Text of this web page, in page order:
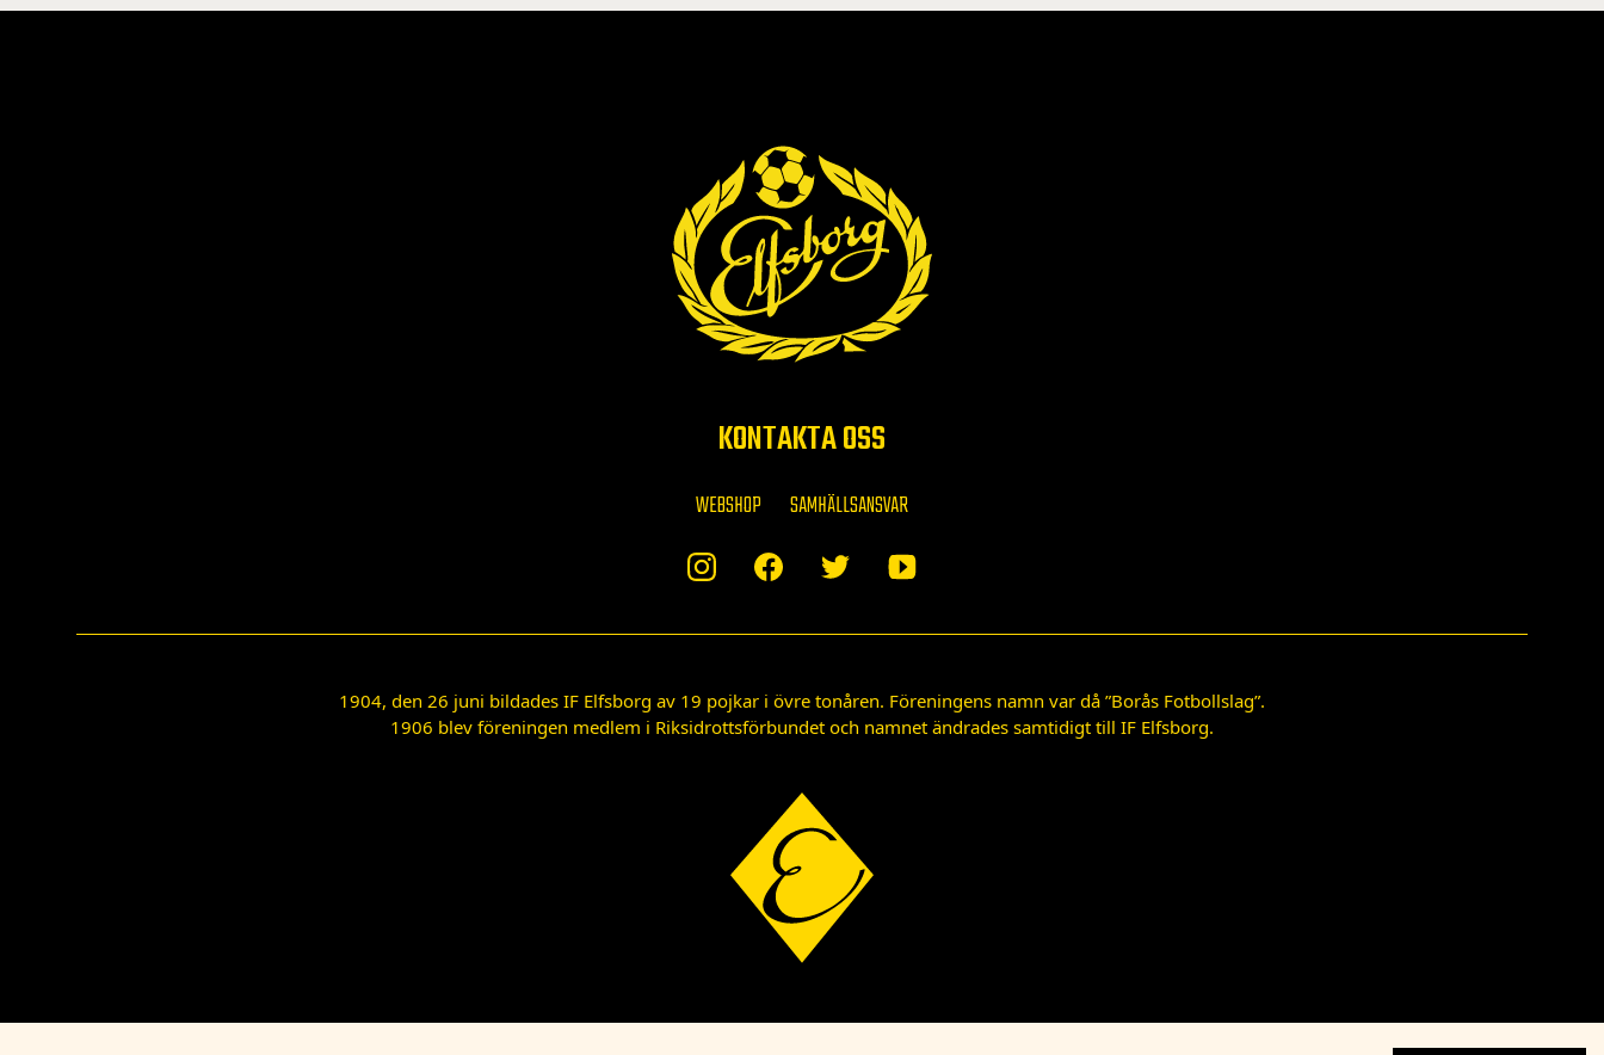
KONTAKTA OSS
WEBSHOP SAMHÄLLSANSVAR
1904, den 26 juni bildades IF Elfsborg av 19 pojkar i övre tonåren. Föreningens namn var då ”Borås Fotbollslag”.
1906 blev föreningen medlem i Riksidrottsförbundet och namnet ändrades samtidigt till IF Elfsborg.